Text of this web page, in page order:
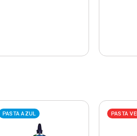
PASTA AZUL PASTA